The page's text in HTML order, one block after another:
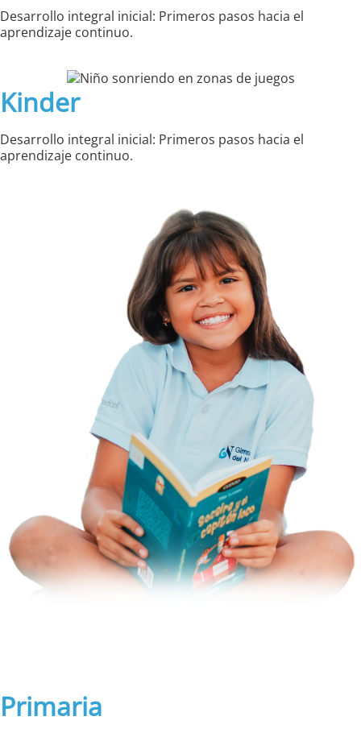
Desarrollo integral inicial: Primeros pasos hacia el
aprendizaje continuo.
Kinder
Desarrollo integral inicial: Primeros pasos hacia el
aprendizaje continuo.
Primaria